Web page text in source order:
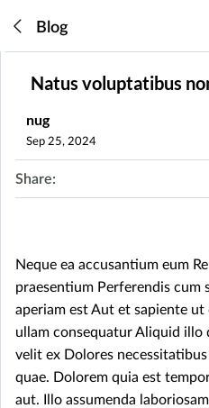
Blog
Natus voluptatibus
nug
Sep 25, 2024
Share:
Neque ea accusantium eum
praesentium Perferendis cum
aperiam est Aut et sapiente
ullam consequatur Aliquid illo
velit ex Dolores
quae. Dolorem quia est
aut. Illo assumenda